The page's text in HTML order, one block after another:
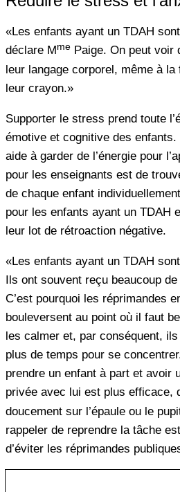
«Les enfants ayant un TDAH
déclare Mme Paige. On peut voir
leur langage corporel, même à
leur crayon.»
Supporter le stress prend toute
émotive et cognitive des
aide à garder de l’énergie pour
pour les enseignants est de
de chaque enfant
pour les enfants ayant un TDAH
leur lot de rétroaction négative.
«Les enfants ayant un TDAH
Ils ont souvent reçu beaucoup
C’est pourquoi les réprimandes
bouleversent au point où il faut
les calmer et, par conséquent, ils
plus de temps pour se
prendre un enfant à part et avoir
privée avec lui est plus efficace,
doucement sur l’épaule ou le
rappeler de reprendre la tâche
d’éviter les réprimandes